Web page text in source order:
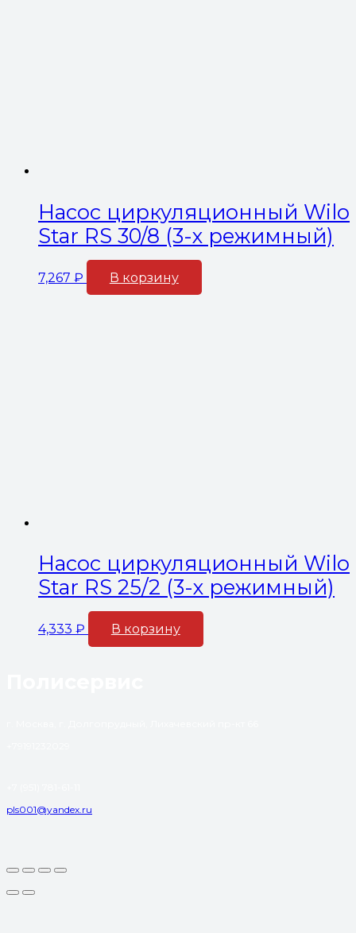
Насос циркуляционный Wilo
Star RS 30/8 (3-х режимный)
7,267 ₽ В корзину
Насос циркуляционный Wilo
Star RS 25/2 (3-х режимный)
4,333 ₽ В корзину
pls001@yandex.ru